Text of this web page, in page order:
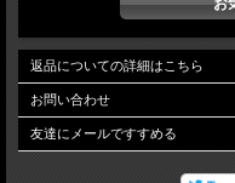
返品についての詳細はこちら
お問い合わせ
友達にメールですすめる